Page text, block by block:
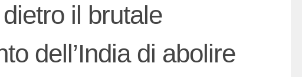
il brutale
dell’India di abolire